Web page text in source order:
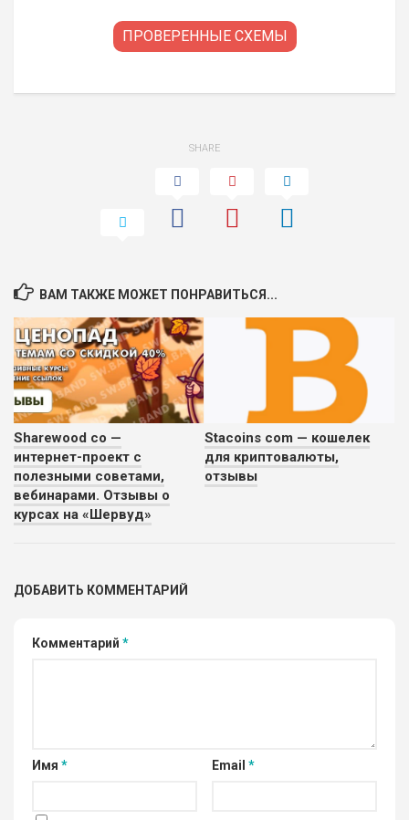
ПРОВЕРЕННЫЕ СХЕМЫ
SHARE
ВАМ ТАКЖЕ МОЖЕТ ПОНРАВИТЬСЯ...
Sharewood co —
интернет-проект с
полезными советами,
вебинарами. Отзывы о
курсах на «Шервуд»
Stacoins com — кошелек
для криптовалюты,
отзывы
ДОБАВИТЬ КОММЕНТАРИЙ
Комментарий *
Имя * Email *